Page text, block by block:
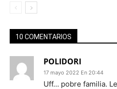
10 COMENTARIOS
POLIDORI
17 mayo 2022 En 20:44
Uff… pobre familia.